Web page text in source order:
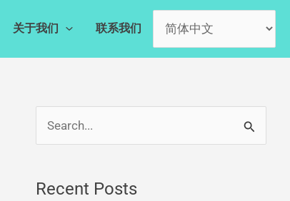
关于我们 联系我们
Recent Posts
r
h